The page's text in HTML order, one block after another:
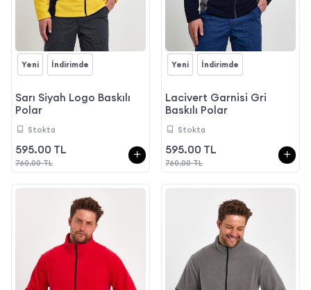
Yeni İndirimde
Sarı Siyah Logo Baskılı
Polar
Stokta
595.00 TL
760.00 TL
Yeni İndirimde
Lacivert Garnisi Gri
Baskılı Polar
Stokta
595.00 TL
760.00 TL